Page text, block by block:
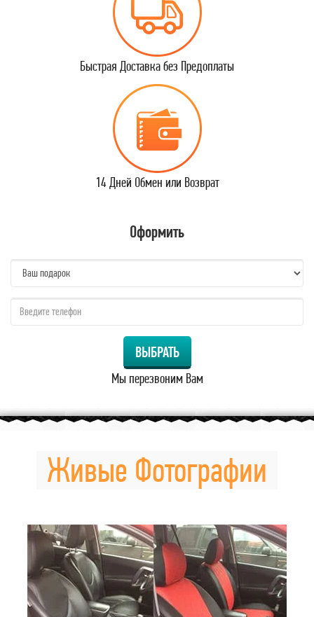
Быстрая Доставка без Предоплаты
14 Дней Обмен или Возврат
Оформить
ВЫБРАТЬ
Мы перезвоним Вам
Живые Фотографии